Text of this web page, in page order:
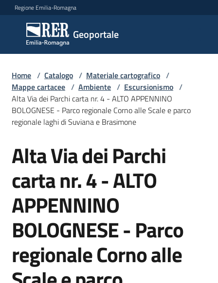
Vai al contenuto
Vai alla navigazione
Vai al footer
Regione Emilia-Romagna
Geoportale
Geoportale
Catalogo
dati,
servizi
e
metadati
Visualizza
on-
line
Scarica
dati
Home / Catalogo / Materiale cartografico /
Mappe cartacee / Ambiente / Escursionismo /
Alta Via dei Parchi carta nr. 4 - ALTO APPENNINO
BOLOGNESE - Parco regionale Corno alle Scale e parco
regionale laghi di Suviana e Brasimone
Salta al contenuto
Alta Via dei Parchi
carta nr. 4 - ALTO
APPENNINO
BOLOGNESE - Parco
regionale Corno alle